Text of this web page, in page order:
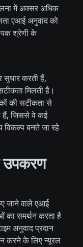
में अक्सर अधिक
एआई अनुवाद को
श्रेणी के
सुधार करती हैं,
मिलती है।
की सटीकता से
हैं, जिससे वे कई
बनते जा रहे
उपकरण
जाने वाले एआई
का समर्थन करता है
अनुवाद प्रदान
करने के लिए न्यूरल